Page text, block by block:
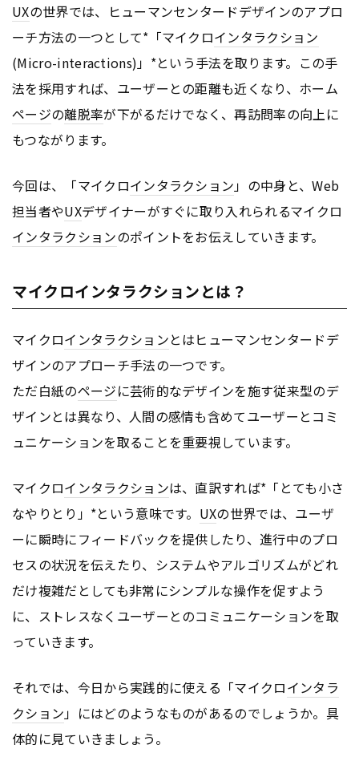
UXの世界では、ヒューマンセンタードデザインのアプロ
ーチ方法の一つとして*「マイクロインタラクション
(Micro-interactions)」*という手法を取ります。この手
法を採用すれば、ユーザーとの距離も近くなり、ホーム
ページの離脱率が下がるだけでなく、再訪問率の向上に
もつながります。
今回は、「マイクロインタラクション 」の中身と、Web
担当者やUXデザイナーがすぐに取り入れられるマイクロ
インタラクションのポイントをお伝えしていきます。
マイクロインタラクションとは？
マイクロインタラクションとはヒューマンセンタードデ
ザインのアプローチ手法の一つです。
ただ白紙のページに芸術的なデザインを施す従来型のデ
ザインとは異なり、人間の感情も含めてユーザーとコミ
ュニケーションを取ることを重要視しています。
マイクロインタラクションは、直訳すれば*「とても小さ
なやりとり」*という意味です。 UXの世界では、ユーザ
ーに瞬時にフィードバックを提供したり、進行中のプロ
セスの状況を伝えたり、システムやアルゴリズムがどれ
だけ複雑だとしても非常にシンプルな操作を促すよう
に、ストレスなくユーザーとのコミュニケーションを取
っていきます。
それでは、今日から実践的に使える「マイクロインタラ
クション 」にはどのようなものがあるのでしょうか。具
体的に見ていきましょう。